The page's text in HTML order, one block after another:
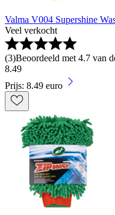
Valma V004 Supershine
Veel verkocht
(3)Beoordeeld met 4.7 van
8.49
Prijs: 8.49 euro